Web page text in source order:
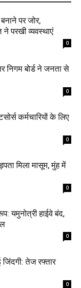
पर जोर,
परखी व्यवस्थाएं
0
निगम बोर्ड ने जनता से
0
कर्मचारियों के लिए
0
मिला मासूम, मुंह में
0
यमुनोत्री हाईवे बंद,
0
तेज रफ्तार
0